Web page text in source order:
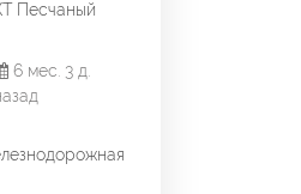
Песчаный
6 мес. 3 д.